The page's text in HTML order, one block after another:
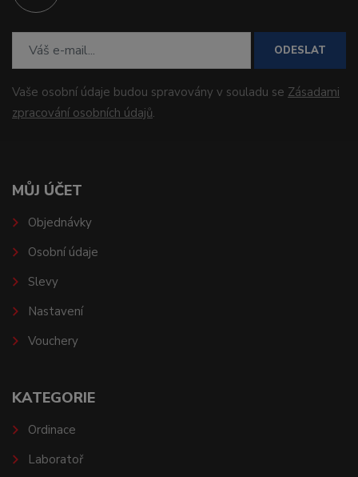
ODESLAT
Vaše osobní údaje budou spravovány v souladu se Zásadami
zpracování osobních údajů.
MŮJ ÚČET
Objednávky
Osobní údaje
Slevy
Nastavení
Vouchery
KATEGORIE
Ordinace
Laboratoř